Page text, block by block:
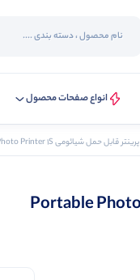
انواع صفحات محصول
پرینتر قابل حمل شیائومی Portable Photo Printer 1S